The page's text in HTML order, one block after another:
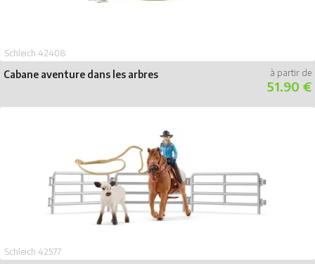
Cabane aventure dans les arbres
Schleich 42408
51.90 €
Schleich 42577